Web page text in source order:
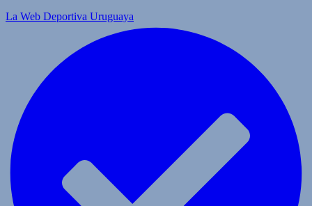
La Web Deportiva Uruguaya